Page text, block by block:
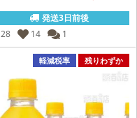
発送3日前後
28 14 1
軽減税率 残りわずか